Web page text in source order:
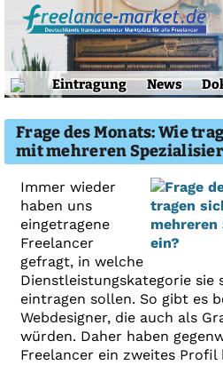
Eintragung News
Frage des Monats: Wie
mit mehreren
Immer wieder
haben uns
eingetragene
Freelancer
gefragt, in welche
Dienstleistungskategorie sie
eintragen sollen. So gibt es
Webdesigner, die auch als
würden. Daher haben
Freelancer ein zweites Profil